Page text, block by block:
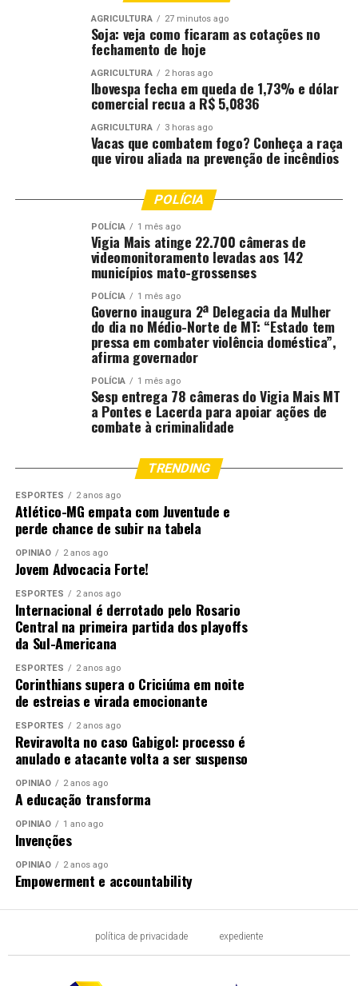
AGRICULTURA 27 minutos ago
Soja: veja como ficaram as cotações no
fechamento de hoje
AGRICULTURA 2 horas ago
Ibovespa fecha em queda de 1,73% e dólar
comercial recua a R$ 5,0836
AGRICULTURA 3 horas ago
Vacas que combatem fogo? Conheça a raça
que virou aliada na prevenção de incêndios
POLÍCIA
POLÍCIA 1 mês ago
Vigia Mais atinge 22.700 câmeras de
videomonitoramento levadas aos 142
municípios mato-grossenses
POLÍCIA 1 mês ago
Governo inaugura 2ª Delegacia da Mulher
do dia no Médio-Norte de MT: “Estado tem
pressa em combater violência doméstica”,
afirma governador
POLÍCIA 1 mês ago
Sesp entrega 78 câmeras do Vigia Mais MT
a Pontes e Lacerda para apoiar ações de
combate à criminalidade
TRENDING
ESPORTES 2 anos ago
Atlético-MG empata com Juventude e
perde chance de subir na tabela
OPINIÃO 2 anos ago
Jovem Advocacia Forte!
ESPORTES 2 anos ago
Internacional é derrotado pelo Rosario
Central na primeira partida dos playoffs
da Sul-Americana
ESPORTES 2 anos ago
Corinthians supera o Criciúma em noite
de estreias e virada emocionante
ESPORTES 2 anos ago
Reviravolta no caso Gabigol: processo é
anulado e atacante volta a ser suspenso
OPINIÃO 2 anos ago
A educação transforma
OPINIÃO 1 ano ago
Invenções
OPINIÃO 2 anos ago
Empowerment e accountability
política de privacidade expediente